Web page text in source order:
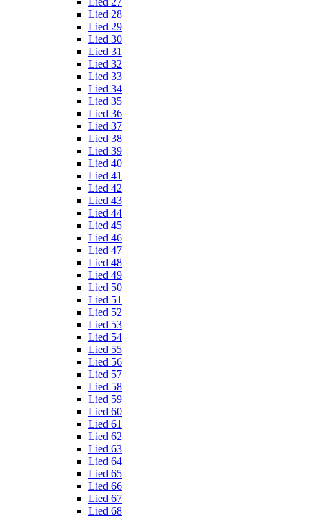
Lied 28
Lied 29
Lied 30
Lied 31
Lied 32
Lied 33
Lied 34
Lied 35
Lied 36
Lied 37
Lied 38
Lied 39
Lied 40
Lied 41
Lied 42
Lied 43
Lied 44
Lied 45
Lied 46
Lied 47
Lied 48
Lied 49
Lied 50
Lied 51
Lied 52
Lied 53
Lied 54
Lied 55
Lied 56
Lied 57
Lied 58
Lied 59
Lied 60
Lied 61
Lied 62
Lied 63
Lied 64
Lied 65
Lied 66
Lied 67
Lied 68